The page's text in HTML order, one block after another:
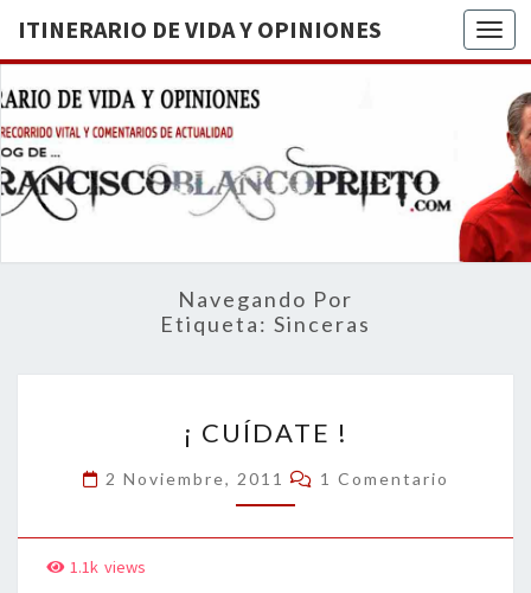
ITINERARIO DE VIDA Y OPINIONES
DE
BREVE
RECORRIDO
VITAL Y
ACTUALIDAD
Navegando Por
Etiqueta: Sinceras
CUÍDATE
!
¡ CUÍDATE !
2 Noviembre, 2011 Comentarios
1 Comentario
1.1k views